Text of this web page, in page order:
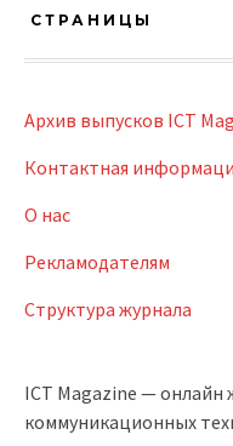
СТРАНИЦЫ
Архив выпусков ICT
Контактная
О нас
Рекламодателям
Структура журнала
ICT Magazine —
коммуникационных